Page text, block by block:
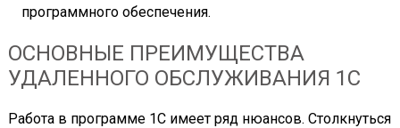
программного обеспечения.
ОСНОВНЫЕ ПРЕИМУЩЕСТВА
УДАЛЕННОГО ОБСЛУЖИВАНИЯ 1С
Работа в программе 1С имеет ряд нюансов. Столкнуться